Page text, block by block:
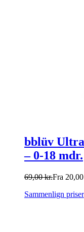
bblüv
– 0-18 mdr.
69,00kr.Fra 20,00
Sammenlign priser